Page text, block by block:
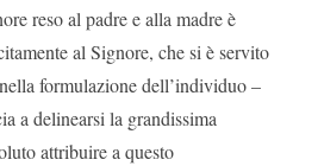
reso al padre e alla madre è
al Signore, che si è servito
formulazione dell’individuo –
a delinearsi la grandissima
attribuire a questo